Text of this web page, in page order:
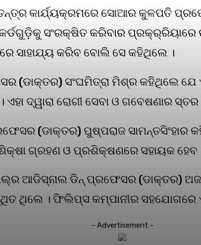
କାର୍ଯ୍ୟକ୍ରମରେ ସୋଆର କୁଳପତି
ସଂରକ୍ଷିତ କରିବାର ପ୍ରକ୍ର୍ରିୟାରେ
ସାହାଯ୍ୟ କରିବ ବୋଲି ସେ କହିଥିଲେ ।
ସଂଘମିତ୍ରା ମିଶ୍ର କହିଥିଲେ ଯେ
ଦ୍ୱାରା ରୋଗୀ ସେବା ଓ ଗବେଷଣାର
(ଡାକ୍ତର) ପୁଷ୍ପରାଜ
ଗ୍ରହଣ ଓ ପ୍ରଶିକ୍ଷଣରେ ସହାୟକ ହେବ
ଆଡିସ୍‌ନାଲ ଡିନ୍ ପ୍ରଫେସର (ଡାକ୍ତର)
ଥିଲେ । ଫିଲିପ୍ସ କମ୍ପାନୀର ସହଯୋଗରେ
- Advertisement -